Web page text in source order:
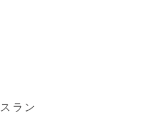
ラン